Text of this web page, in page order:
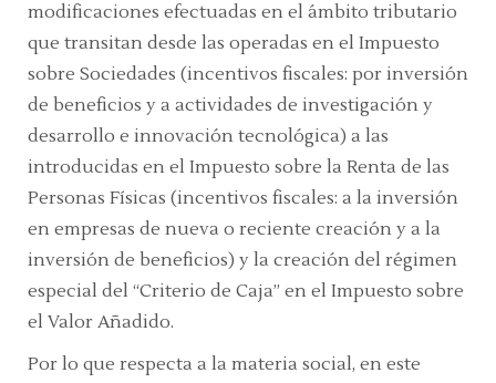
modificaciones efectuadas en el ámbito tributario
que transitan desde las operadas en el Impuesto
sobre Sociedades (incentivos fiscales: por inversión
de beneficios y a actividades de investigación y
desarrollo e innovación tecnológica) a las
introducidas en el Impuesto sobre la Renta de las
Personas Físicas (incentivos fiscales: a la inversión
en empresas de nueva o reciente creación y a la
inversión de beneficios) y la creación del régimen
especial del “Criterio de Caja” en el Impuesto sobre
el Valor Añadido.
Por lo que respecta a la materia social, en este